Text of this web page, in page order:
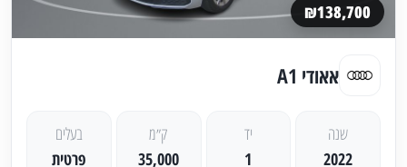
₪138,700
אאודי A1
שנה
2022
יד
1
ק״מ
35,000
בעלים
פרטית